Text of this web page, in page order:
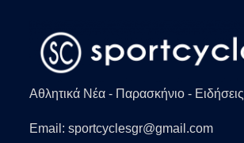
Αθλητικά Νέα - Παρασκήνιο - Ειδήσεις
Email: sportcyclesgr@gmail.com